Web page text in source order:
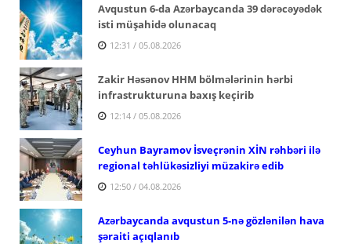
Avqustun 6-da Azərbaycanda 39 dərəcəyədək
isti müşahidə olunacaq
12:31 / 05.08.2026
Zakir Həsənov HHM bölmələrinin hərbi
infrastrukturuna baxış keçirib
12:14 / 05.08.2026
Ceyhun Bayramov İsveçrənin XİN rəhbəri ilə
regional təhlükəsizliyi müzakirə edib
12:50 / 04.08.2026
Azərbaycanda avqustun 5-nə gözlənilən hava
şəraiti açıqlanıb